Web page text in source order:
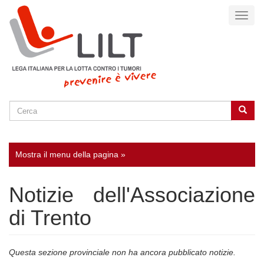
contenuto
principale
SEARCH Cerca
Mostra il menu della pagina »
Notizie dell'Associazione
di Trento
Questa sezione provinciale non ha ancora pubblicato notizie.